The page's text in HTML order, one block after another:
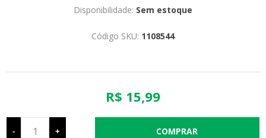
Disponibilidade: Sem estoque
Código SKU: 1108544
R$ 15,99
- +